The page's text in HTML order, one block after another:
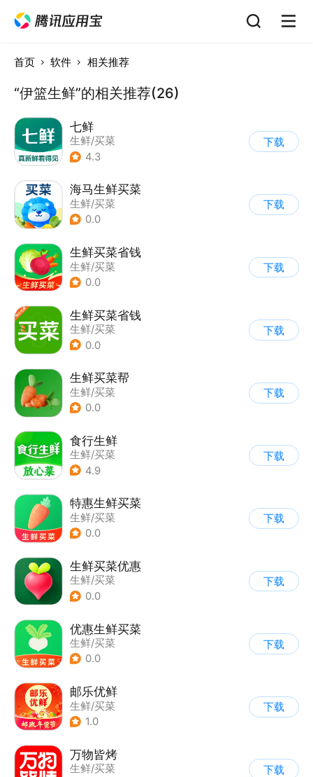
首页 软件 相关推荐
“伊篮生鲜”的相关推荐(26)
七鲜
生鲜/买菜
4.3
下载
海马生鲜买菜
生鲜/买菜
0.0
下载
生鲜买菜省钱
生鲜/买菜
0.0
下载
生鲜买菜省钱
生鲜/买菜
0.0
下载
生鲜买菜帮
生鲜/买菜
0.0
下载
食行生鲜
生鲜/买菜
4.9
下载
特惠生鲜买菜
生鲜/买菜
0.0
下载
生鲜买菜优惠
生鲜/买菜
0.0
下载
优惠生鲜买菜
生鲜/买菜
0.0
下载
邮乐优鲜
生鲜/买菜
1.0
下载
万物皆烤
生鲜/买菜
下载